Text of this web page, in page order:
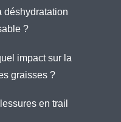
déshydratation
?
impact sur la
graisses ?
en trail